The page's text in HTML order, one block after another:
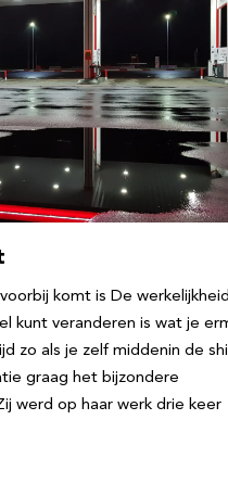
komt is De
kunt veranderen is wat je
zo als je zelf middenin de
graag het bijzondere
werd op haar werk drie keer